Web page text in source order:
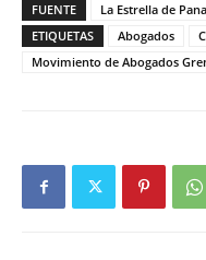
FUENTE
La Estrella de
ETIQUETAS
Abogados
Movimiento de Abogados